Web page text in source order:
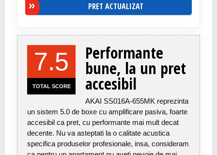
PRET ACTUALIZAT
7.5
TOTAL SCORE
Performante
bune, la un pret
accesibil
AKAI SS016A-655MK reprezinta
un sistem 5.0 de boxe cu amplificare pasiva, foarte
accesibil ca pret, cu performante mai mult decat
decente. Nu va asteptati la o calitate acustica
specifica produselor profesionale, insa, consideram